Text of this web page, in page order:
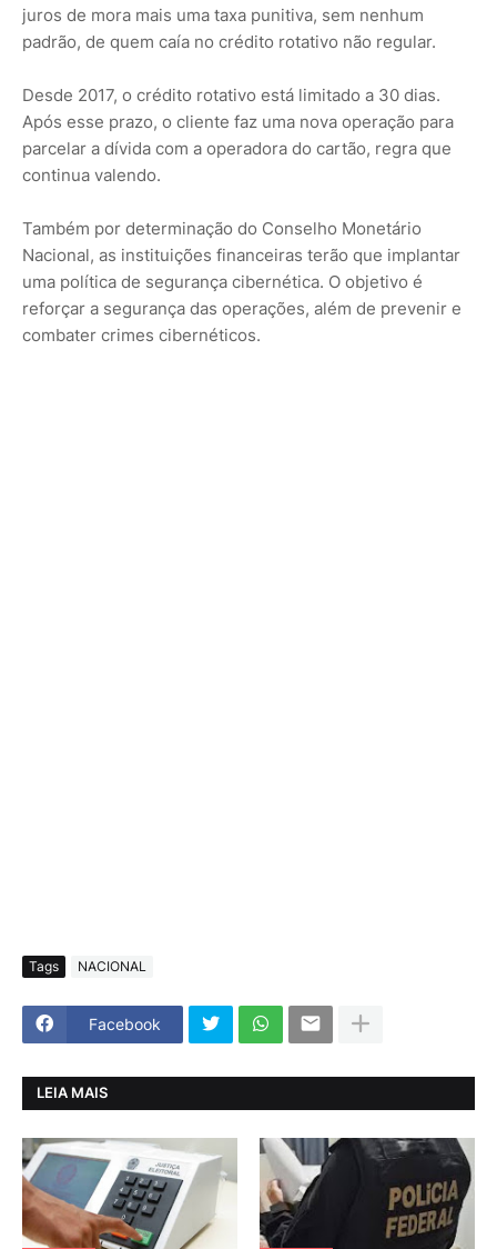
juros de mora mais uma taxa punitiva, sem nenhum
padrão, de quem caía no crédito rotativo não regular.
Desde 2017, o crédito rotativo está limitado a 30 dias.
Após esse prazo, o cliente faz uma nova operação para
parcelar a dívida com a operadora do cartão, regra que
continua valendo.
Também por determinação do Conselho Monetário
Nacional, as instituições financeiras terão que implantar
uma política de segurança cibernética. O objetivo é
reforçar a segurança das operações, além de prevenir e
combater crimes cibernéticos.
Tags NACIONAL
Facebook
LEIA MAIS